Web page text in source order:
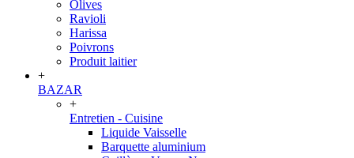
Olives
Ravioli
Harissa
Poivrons
Produit laitier
+
BAZAR
+
Entretien - Cuisine
Liquide Vaisselle
Barquette aluminium